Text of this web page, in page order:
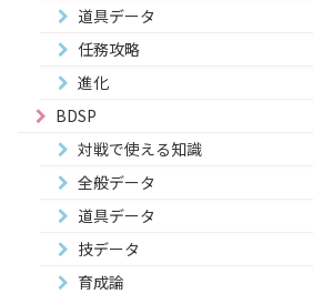
道具データ
任務攻略
進化
BDSP
対戦で使える知識
全般データ
道具データ
技データ
育成論